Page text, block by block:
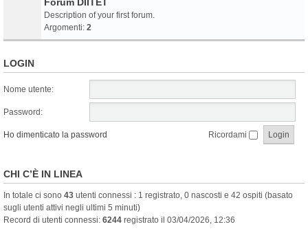
Description of your first forum.
Argomenti: 2
LOGIN
Nome utente:
Password:
Ho dimenticato la password Ricordami
CHI C’È IN LINEA
In totale ci sono 43 utenti connessi : 1 registrato, 0 nascosti e 42 ospiti (basato
sugli utenti attivi negli ultimi 5 minuti)
Record di utenti connessi: 6244 registrato il 03/04/2026, 12:36